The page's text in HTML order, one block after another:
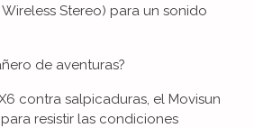
Wireless Stereo) para un sonido
de aventuras?
contra salpicaduras, el Movisun
resistir las condiciones